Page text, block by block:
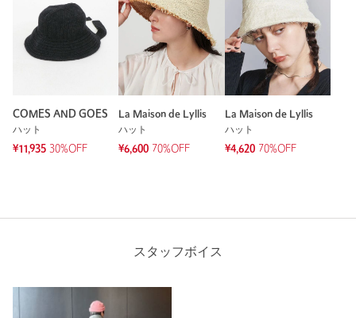
COMES AND GOES
ハット
¥11,935 30%OFF
La Maison de Lyllis
ハット
¥6,600 70%OFF
La Maison de Lyllis
ハット
¥4,620 70%OFF
スタッフボイス